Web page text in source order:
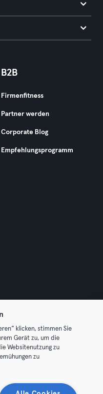
B2B
Firmenfitness
Partner werden
Corporate Blog
Empfehlungsprogramm
All rights reserved.
Verträge widerrufen
klicken, stimmen Sie
Gerät zu, um die
Websitenutzung zu
zu